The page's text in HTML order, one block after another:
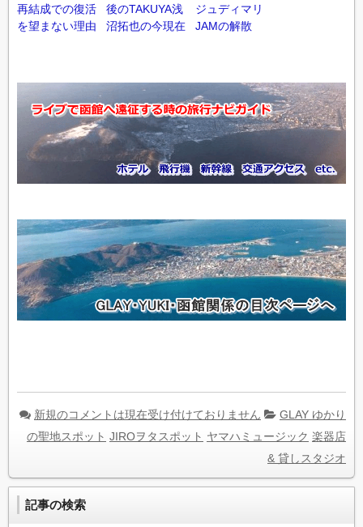
再結成での復活
を望まない理由
後のTAKUYA浅
沼拓也の今現在
ジュディマリ
JAMの解散
新規のコメントは現在受け付けておりません
GLAY ゆかり
の聖地スポット JIROヲタスポット ヤマハミュージック 楽器店
& 貸しスタジオ
記事の検索